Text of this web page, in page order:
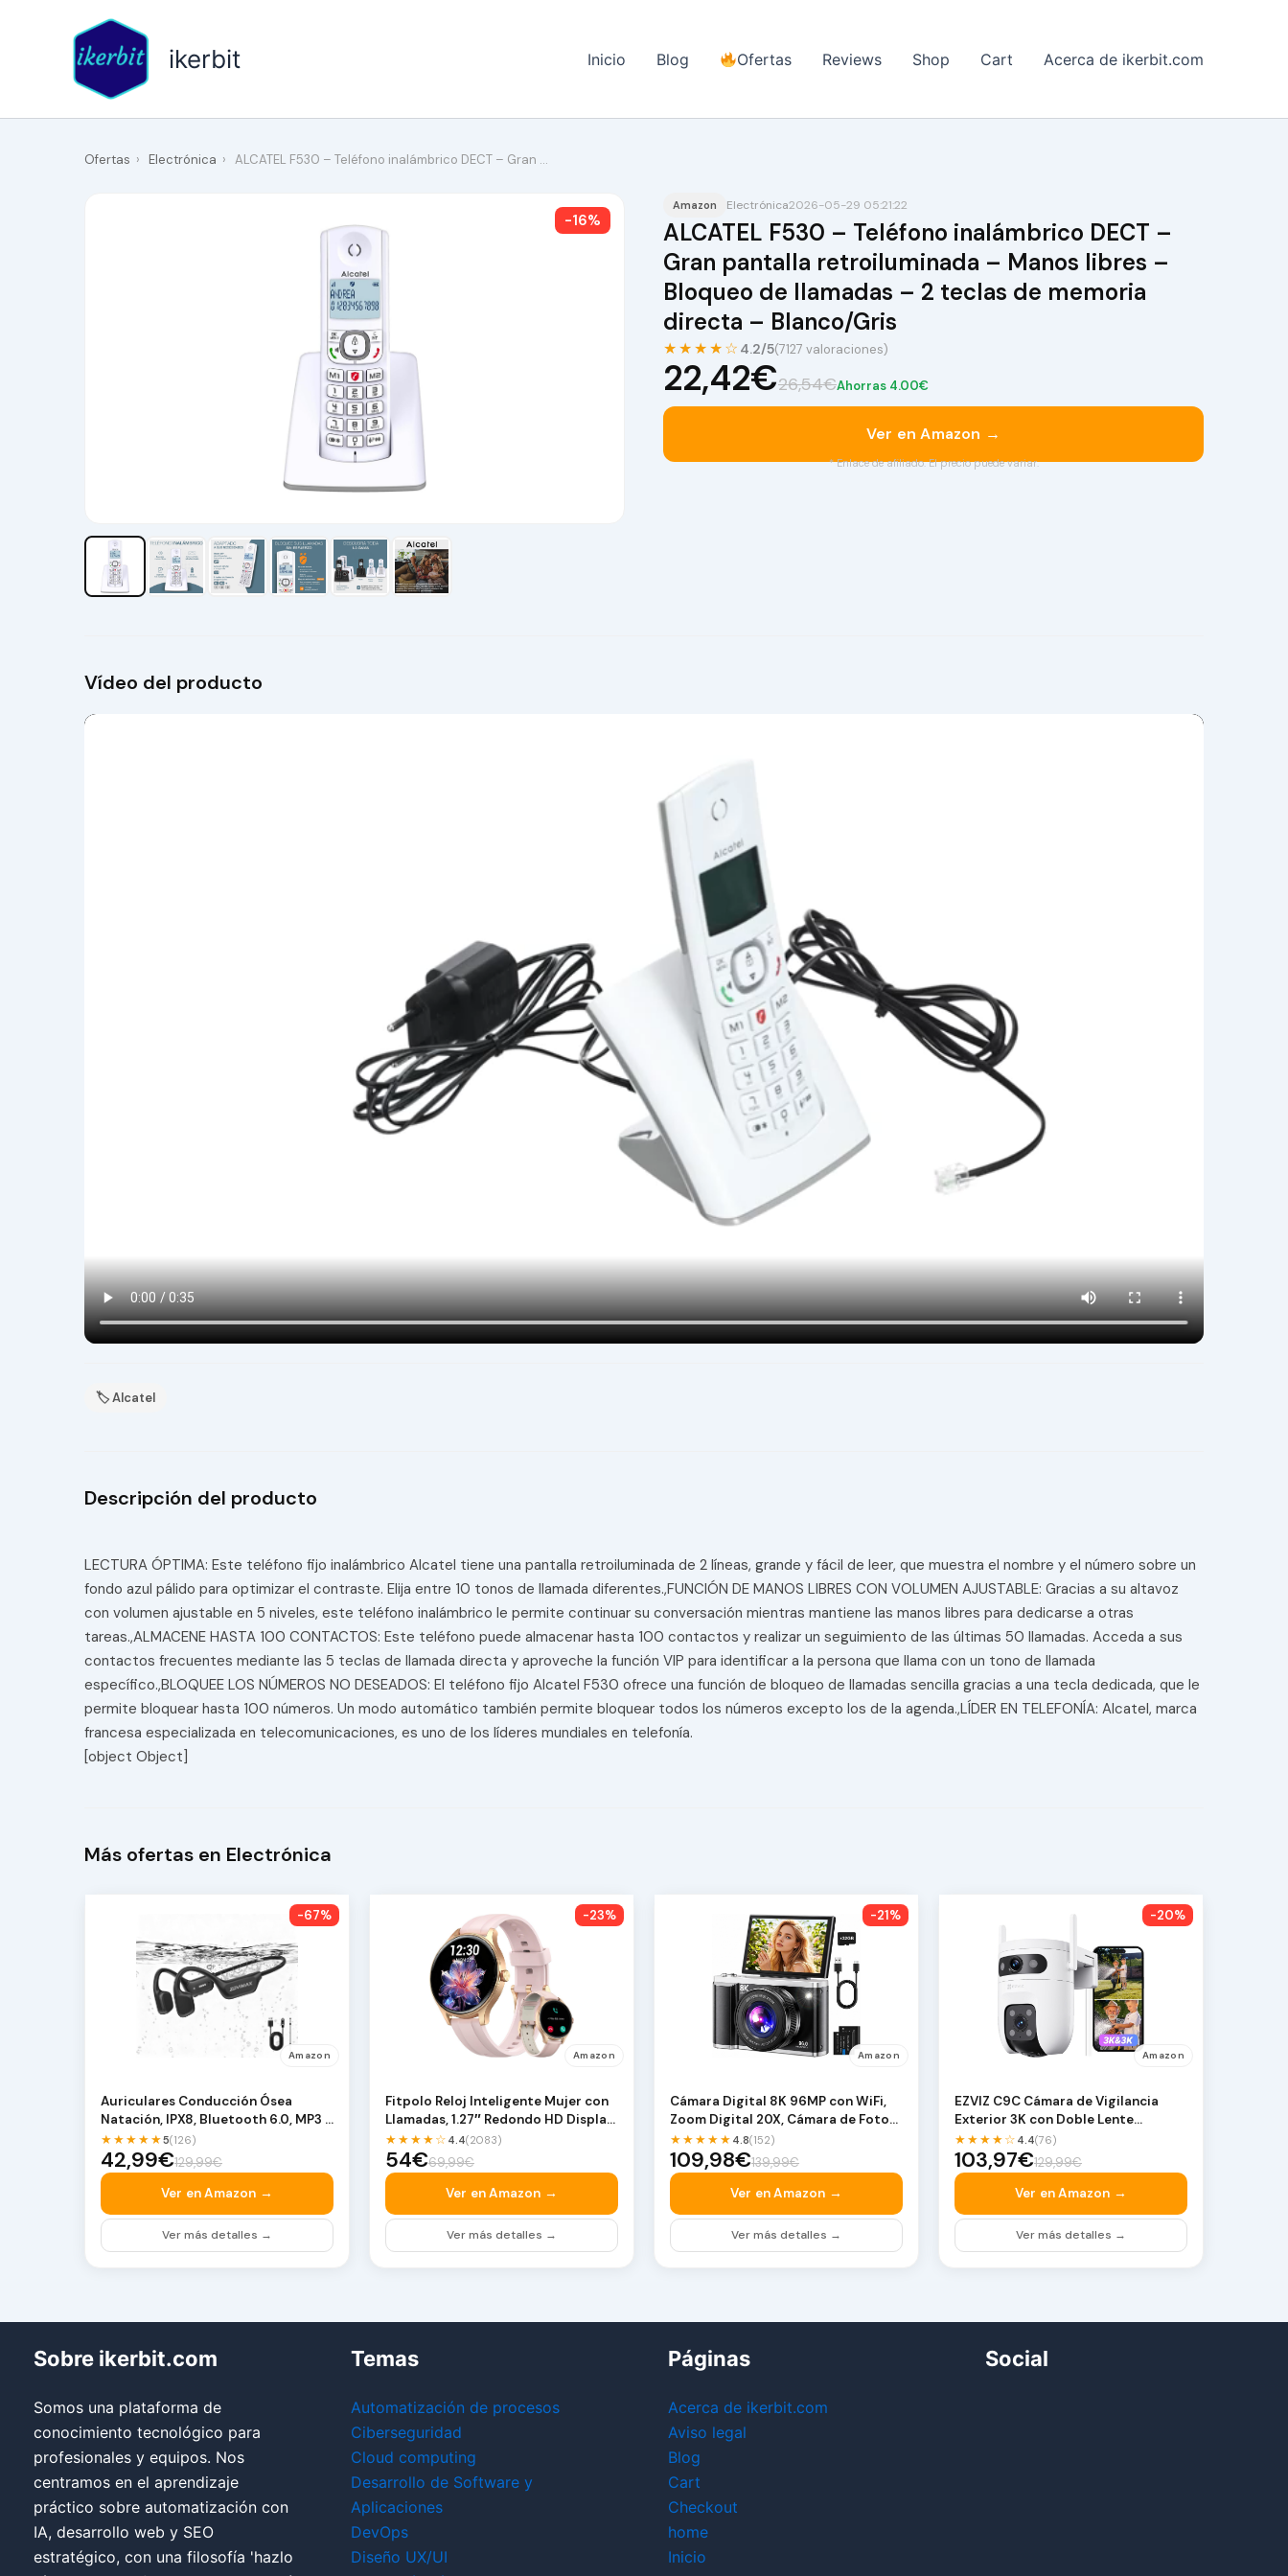
ikerbit Inicio Blog Ofertas Reviews Shop Cart Acerca de ikerbit.com
Ofertas › Electrónica › ALCATEL F530 – Teléfono inalámbrico DECT – Gran …
-16%
Amazon Electrónica2026-05-29 05:21:22
ALCATEL F530 – Teléfono inalámbrico DECT –
Gran pantalla retroiluminada – Manos libres –
Bloqueo de llamadas – 2 teclas de memoria
directa – Blanco/Gris
★★★★☆ 4.2/5(7127 valoraciones)
22,42€26,54€Ahorras 4.00€
Ver en Amazon →
* Enlace de afiliado. El precio puede variar.
Vídeo del producto
🏷 Alcatel
Descripción del producto
LECTURA ÓPTIMA: Este teléfono fijo inalámbrico Alcatel tiene una pantalla retroiluminada de 2 líneas, grande y fácil de leer, que muestra el nombre y el número sobre un
fondo azul pálido para optimizar el contraste. Elija entre 10 tonos de llamada diferentes.,FUNCIÓN DE MANOS LIBRES CON VOLUMEN AJUSTABLE: Gracias a su altavoz
con volumen ajustable en 5 niveles, este teléfono inalámbrico le permite continuar su conversación mientras mantiene las manos libres para dedicarse a otras
tareas.,ALMACENE HASTA 100 CONTACTOS: Este teléfono puede almacenar hasta 100 contactos y realizar un seguimiento de las últimas 50 llamadas. Acceda a sus
contactos frecuentes mediante las 5 teclas de llamada directa y aproveche la función VIP para identificar a la persona que llama con un tono de llamada
específico.,BLOQUEE LOS NÚMEROS NO DESEADOS: El teléfono fijo Alcatel F530 ofrece una función de bloqueo de llamadas sencilla gracias a una tecla dedicada, que le
permite bloquear hasta 100 números. Un modo automático también permite bloquear todos los números excepto los de la agenda.,LÍDER EN TELEFONÍA: Alcatel, marca
francesa especializada en telecomunicaciones, es uno de los líderes mundiales en telefonía.
[object Object]
Más ofertas en Electrónica
-67%
Amazon
Auriculares Conducción Ósea
Natación, IPX8, Bluetooth 6.0, MP3 8
GB | Open-Ear …
★★★★★5(126)
42,99€129,99€
Ver en Amazon →
Ver más detalles →
-23%
Amazon
Fitpolo Reloj Inteligente Mujer con
Llamadas, 1.27″ Redondo HD Display
Sm…
★★★★☆ 4.4(2083)
54€69,99€
Ver en Amazon →
Ver más detalles →
-21%
Amazon
Cámara Digital 8K 96MP con WiFi,
Zoom Digital 20X, Cámara de Fotos
con Enfoque …
★★★★★ 4.8(152)
109,98€139,99€
Ver en Amazon →
Ver más detalles →
-20%
Amazon
EZVIZ C9C Cámara de Vigilancia
Exterior 3K con Doble Lente
(5MP+5MP), Cobertura…
★★★★☆ 4.4(76)
103,97€129,99€
Ver en Amazon →
Ver más detalles →
Sobre ikerbit.com
Somos una plataforma de
conocimiento tecnológico para
profesionales y equipos. Nos
centramos en el aprendizaje
práctico sobre automatización con
IA, desarrollo web y SEO
estratégico, con una filosofía 'hazlo
Temas
Automatización de procesos
Ciberseguridad
Cloud computing
Desarrollo de Software y
Aplicaciones
DevOps
Diseño UX/UI
Páginas
Acerca de ikerbit.com
Aviso legal
Blog
Cart
Checkout
home
Inicio
Social